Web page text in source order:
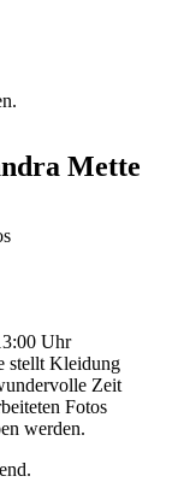
Mette
Uhr
stellt Kleidung
Zeit
Fotos
werden.